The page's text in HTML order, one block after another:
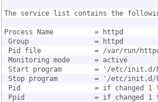
The service list contains the
Process Name          = httpd
Group                = httpd
Pid file             = /var/run/
Monitoring mode      = active
Start program        = '/etc/init.d/
Stop program         = '/etc/init.d/
Pid                  = if changed 1
Ppid                 = if changed 1